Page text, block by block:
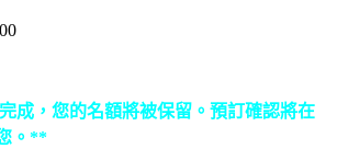
成，您的名額將被保留。預訂確認將在
。**